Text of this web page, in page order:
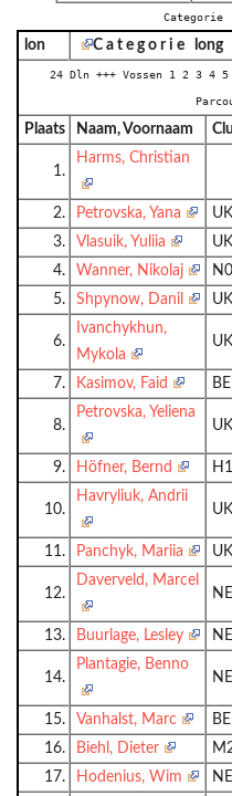
lon C a t e g o r i e long
24 Dln +++ Vossen 1 2 3 4
Plaats Naam, Voornaam
1.
Harms, Christian
2. Petrovska, Yana
3.
Vlasuik, Yuliia
4.
Wanner, Nikolaj
5.
Shpynow, Danil
6.
Ivanchykhun,
Mykola
7. Kasimov, Faid
8.
Petrovska, Yeliena
9. Höfner, Bernd
10.
Havryliuk, Andrii
11. Panchyk, Mariia
12.
Daverveld, Marcel
13. Buurlage, Lesley
14.
Plantagie, Benno
15. Vanhalst, Marc
16.
Biehl, Dieter
17.
Hodenius, Wim